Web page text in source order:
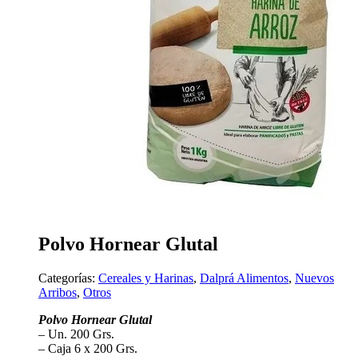
Polvo Hornear Glutal
Categorías: Cereales y Harinas, Dalprá Alimentos, Nuevos
Arribos, Otros
Polvo Hornear Glutal
– Un. 200 Grs.
– Caja 6 x 200 Grs.